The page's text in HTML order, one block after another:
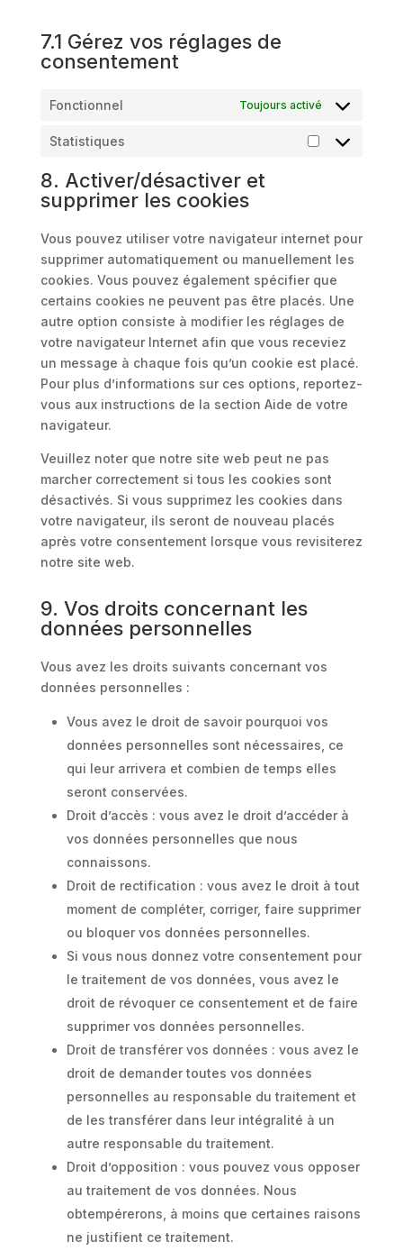
7.1 Gérez vos réglages de
consentement
Fonctionnel Toujours activé
Statistiques
Statistiques
8. Activer/désactiver et
supprimer les cookies
Vous pouvez utiliser votre navigateur internet pour
supprimer automatiquement ou manuellement les
cookies. Vous pouvez également spécifier que
certains cookies ne peuvent pas être placés. Une
autre option consiste à modifier les réglages de
votre navigateur Internet afin que vous receviez
un message à chaque fois qu’un cookie est placé.
Pour plus d’informations sur ces options, reportez-
vous aux instructions de la section Aide de votre
navigateur.
Veuillez noter que notre site web peut ne pas
marcher correctement si tous les cookies sont
désactivés. Si vous supprimez les cookies dans
votre navigateur, ils seront de nouveau placés
après votre consentement lorsque vous revisiterez
notre site web.
9. Vos droits concernant les
données personnelles
Vous avez les droits suivants concernant vos
données personnelles :
Vous avez le droit de savoir pourquoi vos
données personnelles sont nécessaires, ce
qui leur arrivera et combien de temps elles
seront conservées.
Droit d’accès : vous avez le droit d’accéder à
vos données personnelles que nous
connaissons.
Droit de rectification : vous avez le droit à tout
moment de compléter, corriger, faire supprimer
ou bloquer vos données personnelles.
Si vous nous donnez votre consentement pour
le traitement de vos données, vous avez le
droit de révoquer ce consentement et de faire
supprimer vos données personnelles.
Droit de transférer vos données : vous avez le
droit de demander toutes vos données
personnelles au responsable du traitement et
de les transférer dans leur intégralité à un
autre responsable du traitement.
Droit d’opposition : vous pouvez vous opposer
au traitement de vos données. Nous
obtempérerons, à moins que certaines raisons
ne justifient ce traitement.